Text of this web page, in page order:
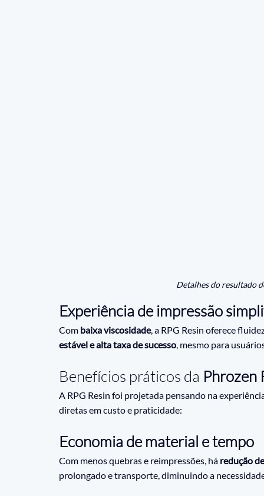
Detalhes do resultado
Experiência de impressão
Com baixa viscosidade, a RPG Resin oferece
estável e alta taxa de sucesso , mesmo para
Benefícios práticos da Phrozen
A RPG Resin foi projetada pensando na
diretas em custo e praticidade:
Economia de material e tempo
Com menos quebras e reimpressões, há redução
prolongado e transporte, diminuindo a